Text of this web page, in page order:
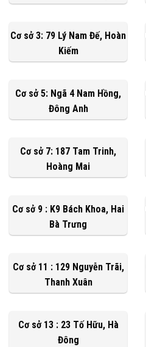
Cơ sở 3: 79 Lý Nam Đế, Hoàn
Kiếm
Cơ sở 5: Ngã 4 Nam Hồng,
Đông Anh
Cơ sở 7: 187 Tam Trinh,
Hoàng Mai
Cơ sở 9 : K9 Bách Khoa, Hai
Bà Trưng
Cơ sở 11 : 129 Nguyễn Trãi,
Thanh Xuân
Cơ sở 13 : 23 Tố Hữu, Hà
Đông